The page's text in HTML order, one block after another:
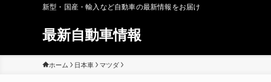
新型・国産・輸入など自動車の最新情報をお届け
最新自動車情報
ホーム 日本車 マツダ